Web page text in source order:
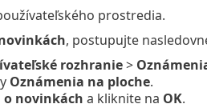
prostredia.
, postupujte
rozhranie>
Oznámenia na ploche.
o novinkách a kliknite na OK.